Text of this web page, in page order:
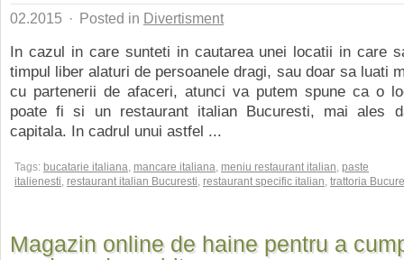
02.2015 · Posted in Divertisment
In cazul in care sunteti in cautarea unei locatii in care
timpul liber alaturi de persoanele dragi, sau doar sa luati
cu partenerii de afaceri, atunci va putem spune ca o
poate fi si un restaurant italian Bucuresti, mai ales
capitala. In cadrul unui astfel ...
Tags: bucatarie italiana, mancare italiana, meniu restaurant italian, paste
italienesti, restaurant italian Bucuresti, restaurant specific italian, trattoria
Magazin online de haine pentru a